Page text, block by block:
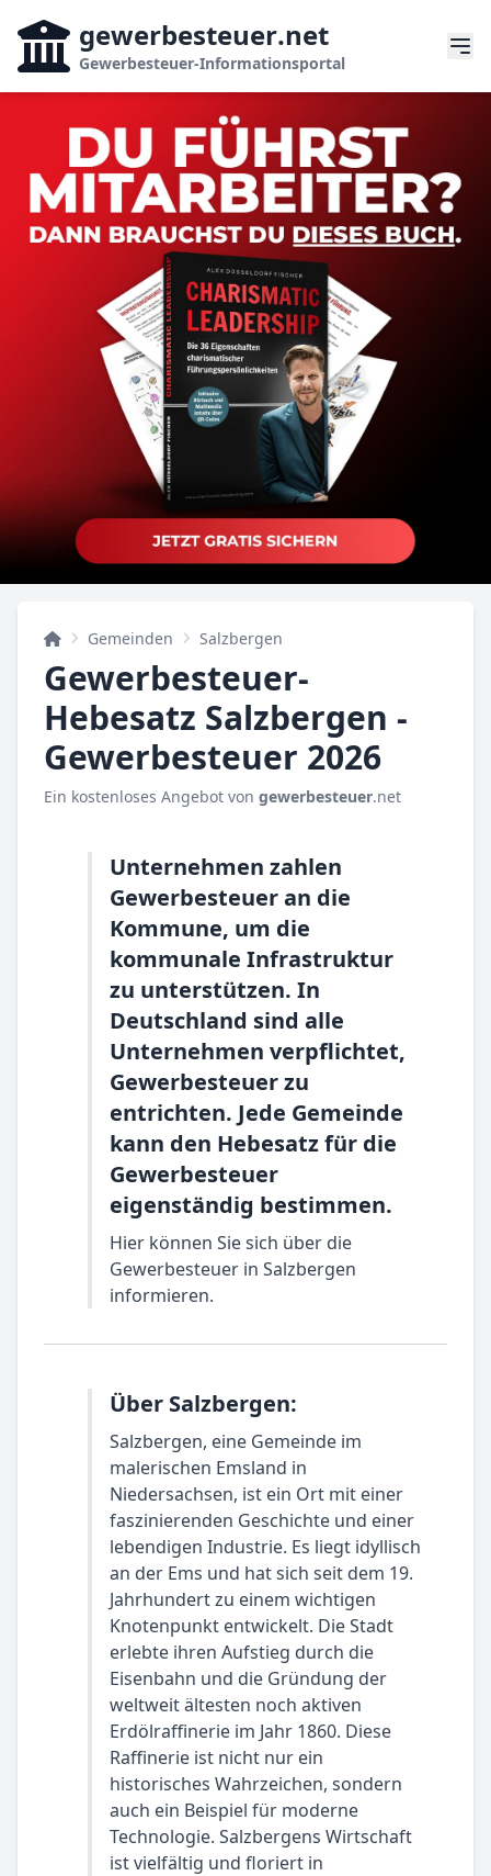
gewerbesteuer.net
Gewerbesteuer-Informationsportal
Gemeinden Salzbergen
Gewerbesteuer-
Hebesatz Salzbergen -
Gewerbesteuer 2026
Ein kostenloses Angebot von gewerbesteuer.net
Unternehmen zahlen
Gewerbesteuer an die
Kommune, um die
kommunale Infrastruktur
zu unterstützen. In
Deutschland sind alle
Unternehmen verpflichtet,
Gewerbesteuer zu
entrichten. Jede Gemeinde
kann den Hebesatz für die
Gewerbesteuer
eigenständig bestimmen.
Hier können Sie sich über die
Gewerbesteuer in Salzbergen
informieren.
Über Salzbergen:
Salzbergen, eine Gemeinde im
malerischen Emsland in
Niedersachsen, ist ein Ort mit einer
faszinierenden Geschichte und einer
lebendigen Industrie. Es liegt idyllisch
an der Ems und hat sich seit dem 19.
Jahrhundert zu einem wichtigen
Knotenpunkt entwickelt. Die Stadt
erlebte ihren Aufstieg durch die
Eisenbahn und die Gründung der
weltweit ältesten noch aktiven
Erdölraffinerie im Jahr 1860. Diese
Raffinerie ist nicht nur ein
historisches Wahrzeichen, sondern
auch ein Beispiel für moderne
Technologie. Salzbergens Wirtschaft
ist vielfältig und floriert in